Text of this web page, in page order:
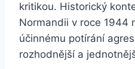
kritikou. Historický
Normandii v roce 1944
účinnému potírání
rozhodnější a